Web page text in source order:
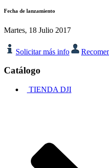
Fecha de lanzamiento
Martes, 18 Julio 2017
Solicitar más info
Catálogo
TIENDA DJI